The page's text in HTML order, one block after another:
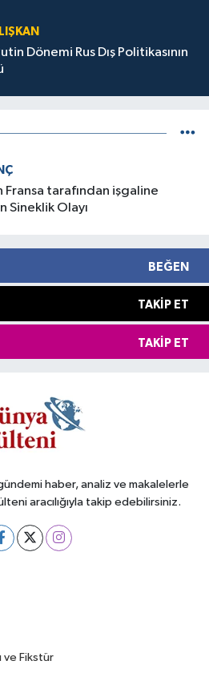
Dönemi Rus Dış Politikasının
tarafından işgaline
Sineklik Olayı
BEĞEN
TAKIP ET
TAKIP ET
haber, analiz ve makalelerle
aracılığıyla takip edebilirsiniz.
ve Fikstür